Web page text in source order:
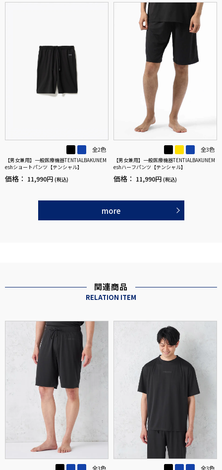
全2色
【男女兼用】一般医療機器TENTIALBAKUNEM
eshショートパンツ【テンシャル】
価格： 11,990円 (税込)
全3色
【男女兼用】一般医療機器TENTIALBAKUNEM
eshハーフパンツ【テンシャル】
価格： 11,990円 (税込)
more
関連商品
RELATION ITEM
全3色 全3色